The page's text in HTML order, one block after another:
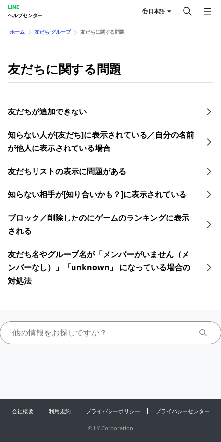
LINE
ヘルプセンター
日本語
ホーム 友だち⋅グループ 友だちに関する問題
友だちに関する問題
友だちが追加できない
知らない人が[友だち]に表示されている／自分の名前
が他人に表示されている場合
友だちリストの表示に問題がある
知らない相手が[知り合いかも？]に表示されている
ブロック／削除したのにゲームのランキングに表示
される
友だち名やグループ名が「メンバーがいません（メ
ンバーなし）」「unknown」 になっている場合の
対処法
会社概要 利用規約 プライバシーポリシー プライバシーセンター
© LY Corporation